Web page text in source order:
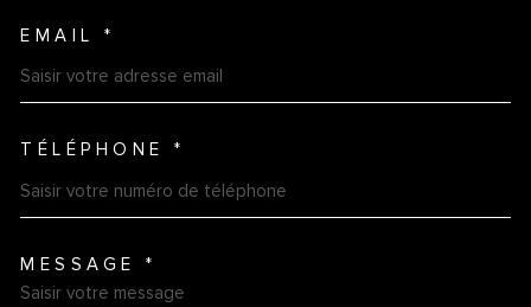
EMAIL *
TÉLÉPHONE *
MESSAGE *